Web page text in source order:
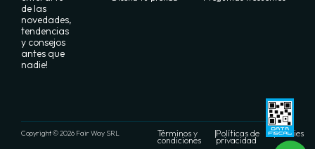
de las
novedades,
tendencias
y consejos
antes que
nadie!
Copyright © 2026 Fair Way SRL Términos y
condiciones
|Políticas de
privacidad
|Cookies